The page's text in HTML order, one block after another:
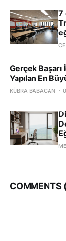
7
Gerçek Başarı
Yapılan En
KÜBRA BABACAN
COMMENTS